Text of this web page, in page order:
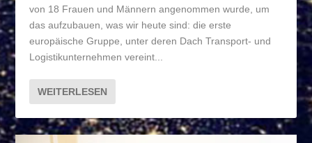
von 18 Frauen und Männern angenommen wurde, um
das aufzubauen, was wir heute sind: die erste
europäische Gruppe, unter deren Dach Transport- und
Logistikunternehmen vereint...
WEITERLESEN